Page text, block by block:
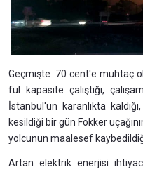
Geçmişte 70 cent'e muhtaç
ful kapasite çalıştığı,
İstanbul'un karanlıkta
kesildiği bir gün Fokker
yolcunun maalesef
Artan elektrik enerjisi